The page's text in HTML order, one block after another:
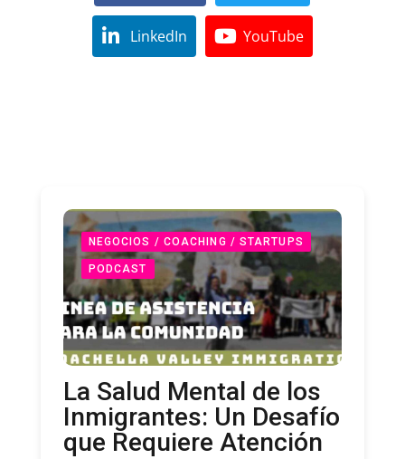
LinkedIn YouTube
NEGOCIOS / COACHING / STARTUPS
PODCAST
La Salud Mental de los
Inmigrantes: Un Desafío
que Requiere Atención